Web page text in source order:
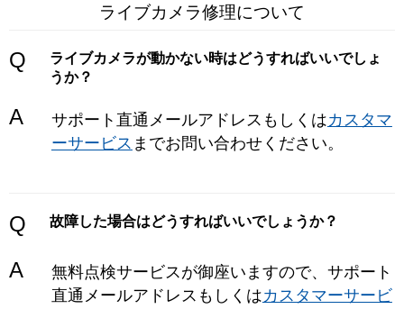
ライブカメラ修理について
Q
ライブカメラが動かない時はどうすればいいでしょ
うか？
A サポート直通メールアドレスもしくはカスタマ
ーサービス までお問い合わせください。
Q 故障した場合はどうすればいいでしょうか？
A
無料点検サービスが御座いますので、サポート
直通メールアドレスもしくはカスタマーサービ